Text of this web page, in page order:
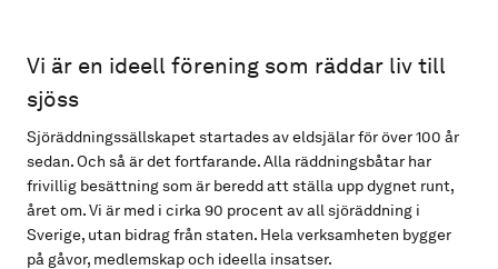
Vi är en ideell förening som räddar liv till
sjöss
Sjöräddningssällskapet startades av eldsjälar för över 100 år
sedan. Och så är det fortfarande. Alla räddningsbåtar har
frivillig besättning som är beredd att ställa upp dygnet runt,
året om. Vi är med i cirka 90 procent av all sjöräddning i
Sverige, utan bidrag från staten. Hela verksamheten bygger
på gåvor, medlemskap och ideella insatser.